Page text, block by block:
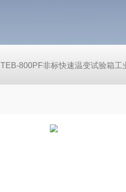
TEB-800PF非标快速温变试验箱工